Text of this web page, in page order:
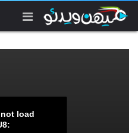
load